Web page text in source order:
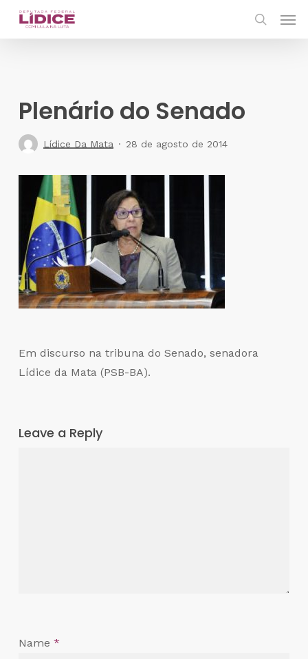
Skip
Plenário do Senado
Lídice Da Mata 28 de agosto de 2014
Em discurso na tribuna do Senado, senadora
Lídice da Mata (PSB-BA).
Leave a Reply
Name *